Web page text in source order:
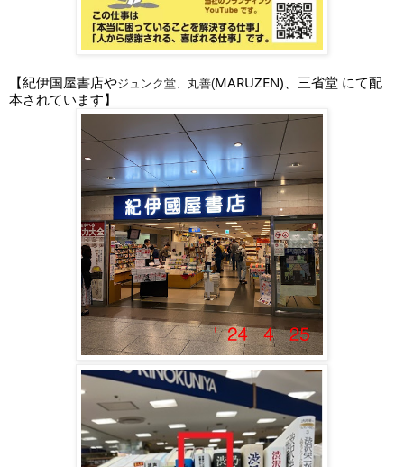
【紀伊国屋書店やジュンク堂、 丸善(MARUZEN)、三省堂 にて配
本されています】